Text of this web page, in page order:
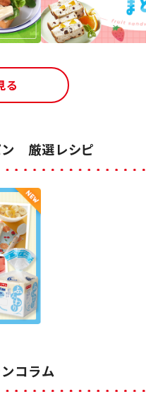
る
ン 厳選レシピ
コラム